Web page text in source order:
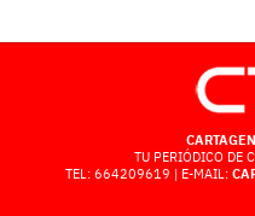
TU PERIÓDICO DE
TEL: 664209619 | E-MAIL: